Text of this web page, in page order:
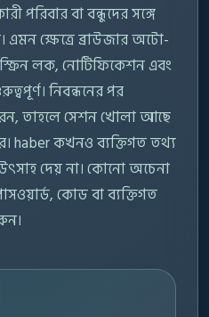
পরিবার বা বন্ধুদের সঙ্গে
এমন ক্ষেত্রে ব্রাউজার অটো-
লক, নোটিফিকেশন এবং
নিবন্ধনের পর
তাহলে সেশন খোলা আছে
haber কখনও ব্যক্তিগত তথ্য
দেয় না। কোনো অচেনা
কোড বা ব্যক্তিগত